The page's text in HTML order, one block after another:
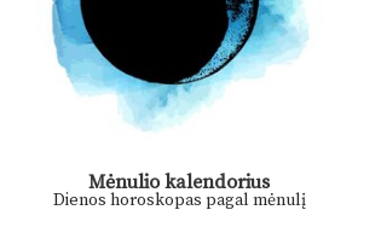
Mėnulio kalendorius
Dienos horoskopas pagal mėnulį